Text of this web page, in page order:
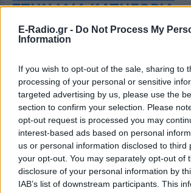
E-Radio.gr - Do Not Process My
Information
If you wish to opt-out of the sale, sharing to
processing of your personal or sensitive
targeted advertising by us, please use the
section to confirm your selection. Please
opt-out request is processed you may
interest-based ads based on personal
us or personal information disclosed to third
your opt-out. You may separately opt-out of
disclosure of your personal information by
IAB’s list of downstream participants. This
ΣΤΗΝ ΙΔΙΑ ΚΑΤΗΓΟΡΙΑ
H Ιωάννα
και οι μέρες
ΣΉΜΕΡΑ
Η πρώην παίκτρια του
απέκτησαν πρόσφατα
τους
Στέφανος
με τη σύντροφό
Ελβετία και